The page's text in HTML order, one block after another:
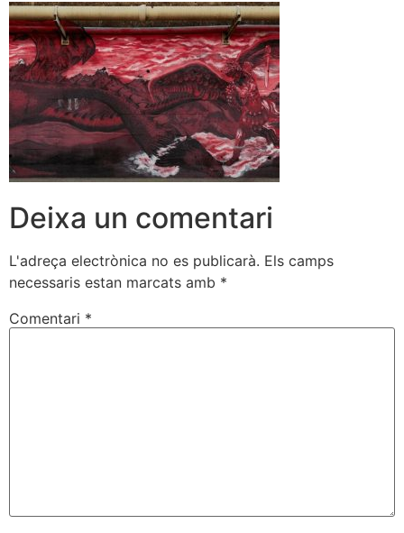
Deixa un comentari
L'adreça electrònica no es publicarà. Els camps
necessaris estan marcats amb *
Comentari *